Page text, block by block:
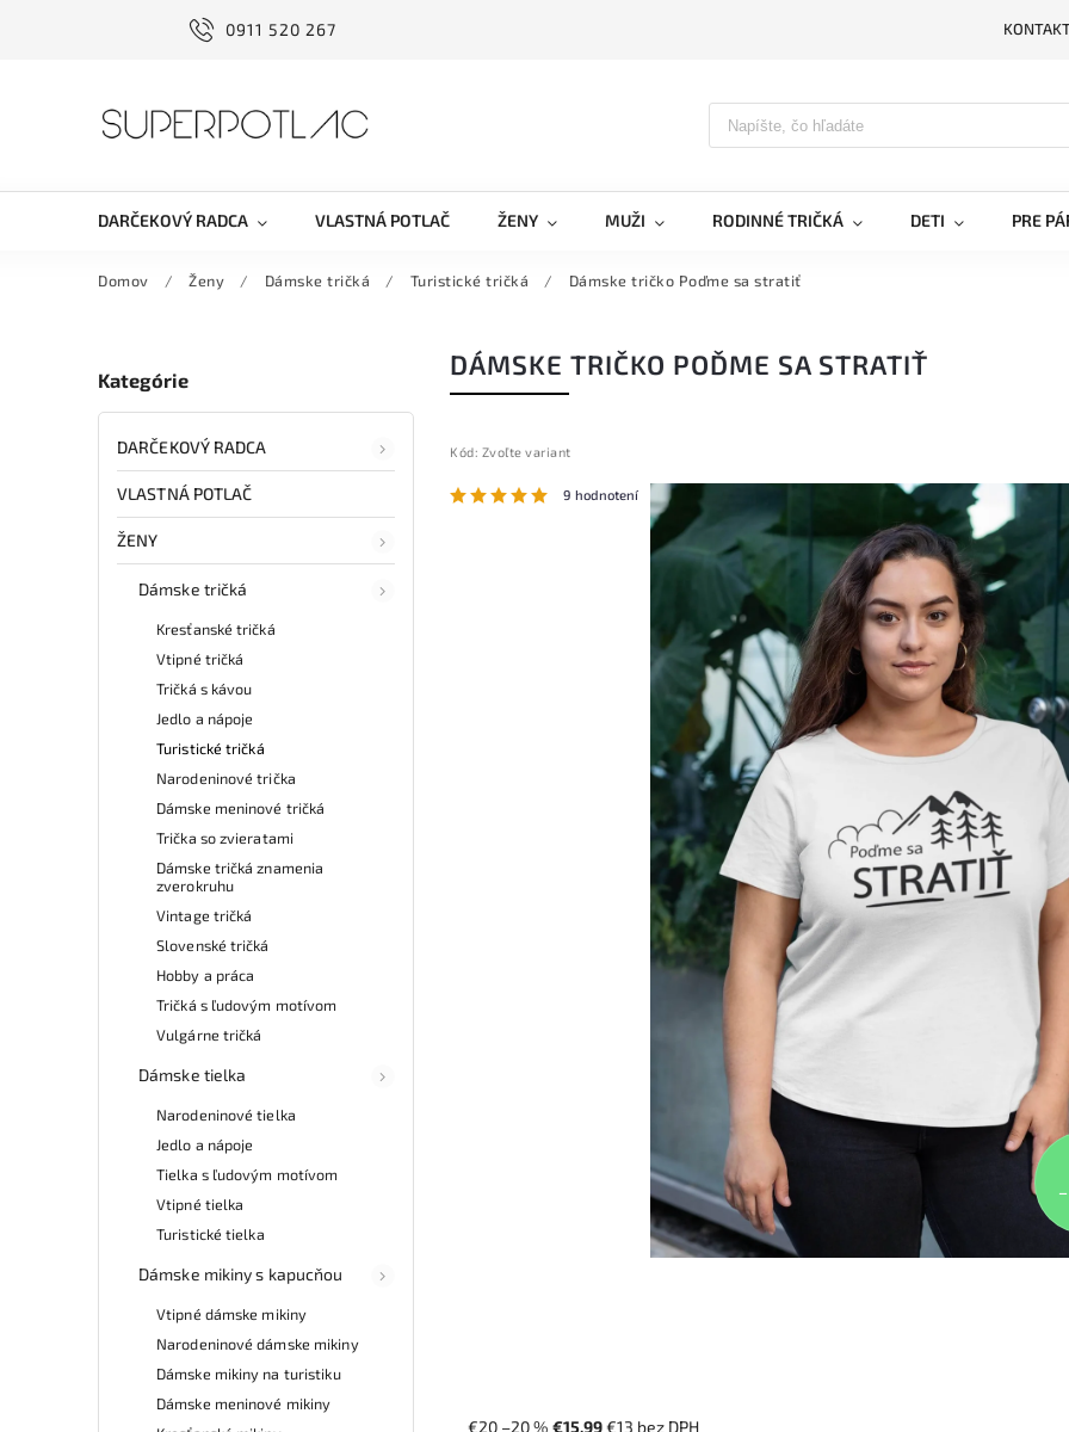
0911 520 267
DARČEKOVÝ RADCA VLASTNÁ POTLAČ ŽENY MUŽI RODINNÉ TRIČKÁ DETI PRE
Domov / Ženy / Dámske tričká / Turistické tričká / Dámske tričko Poďme sa stratiť
Kategórie
DARČEKOVÝ RADCA
VLASTNÁ POTLAČ
ŽENY
Dámske tričká
Kresťanské tričká
Vtipné tričká
Tričká s kávou
Jedlo a nápoje
Turistické tričká
Narodeninové trička
Dámske meninové tričká
Trička so zvieratami
Dámske tričká znamenia
zverokruhu
Vintage tričká
Slovenské tričká
Hobby a práca
Tričká s ľudovým motívom
Vulgárne tričká
Dámske tielka
Narodeninové tielka
Jedlo a nápoje
Tielka s ľudovým motívom
Vtipné tielka
Turistické tielka
Dámske mikiny s kapucňou
Vtipné dámske mikiny
Narodeninové dámske mikiny
Dámske mikiny na turistiku
Dámske meninové mikiny
DÁMSKE TRIČKO POĎME SA STRATIŤ
Kód: Zvoľte variant
9 hodnotení
€20 –20 % €15,99€13 bez DPH